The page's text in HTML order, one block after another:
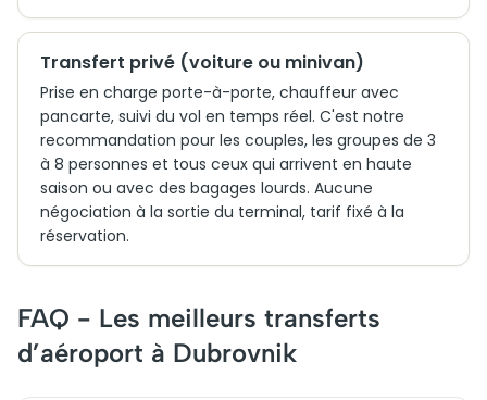
Transfert privé (voiture ou minivan)
Prise en charge porte-à-porte, chauffeur avec
pancarte, suivi du vol en temps réel. C'est notre
recommandation pour les couples, les groupes de 3
à 8 personnes et tous ceux qui arrivent en haute
saison ou avec des bagages lourds. Aucune
négociation à la sortie du terminal, tarif fixé à la
réservation.
FAQ - Les meilleurs transferts
d’aéroport à Dubrovnik